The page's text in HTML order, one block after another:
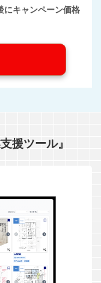
にキャンペーン価格
援ツール』